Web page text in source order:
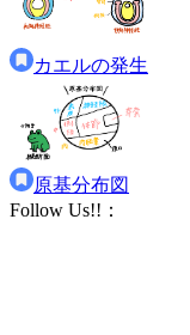
カエルの発生
原基分布図
Follow Us!! ：